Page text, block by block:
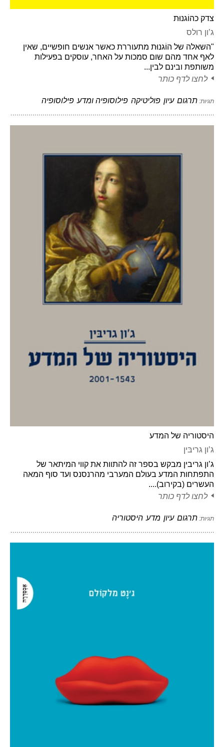
צדק כהוֹגנוּת
ג’ון רולס
"השאלה של הוֹגנוּת מתעוררת כאשר אנשים חופשיים, שאין
לאף אחד מהם שום סמכות על האחר, עוסקים בפעילות
משותפת ובינם לבין...
לחצו לדף כותר
תגיות: תרגום עיון פוליטיקה פילוסופיה ומדע פילוסופיה
היסטוריה של המדע
ג’ון גריבּין
ג’ון גריבין מבקש בספר זה להתוות את קווי המיתאר של
התפתחות המדע בעולם המערבי מהרנסנס ועד סוף המאה
העשרים (בקירוב)....
לחצו לדף כותר
תגיות: תרגום עיון מדע היסטוריה